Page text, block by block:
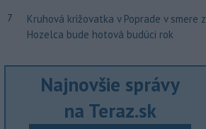
7
Kruhová križovatka v Poprade v smere z
Hozelca bude hotová budúci rok
Najnovšie správy
na Teraz.sk